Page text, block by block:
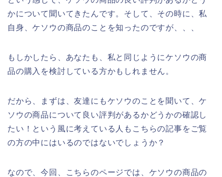
かについて聞いてきたんです。そして、その時に、私
自身、ケソウの商品のことを知ったのですが、、、
もしかしたら、あなたも、私と同じようにケソウの商
品の購入を検討している方かもしれません。
だから、まずは、友達にもケソウのことを聞いて、ケ
ソウの商品について良い評判があるかどうかの確認し
たい！という風に考えている人もこちらの記事をご覧
の方の中にはいるのではないでしょうか？
なので、今回、こちらのページでは、ケソウの商品の